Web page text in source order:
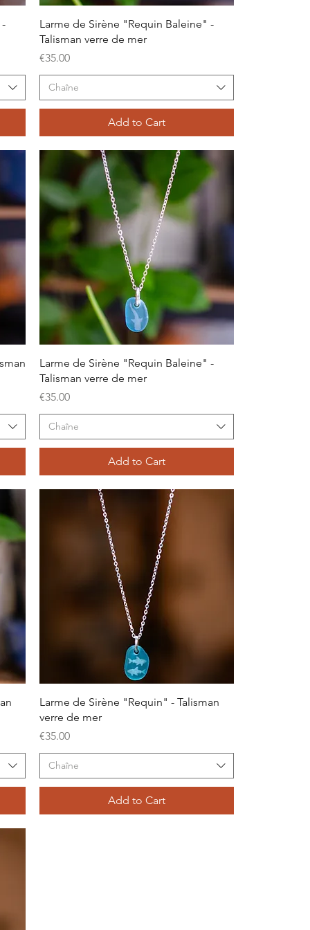
Quick View
Larme de Sirène "Requin Baleine" -
Talisman verre de mer
Price
€35.00
Chaîne
Add to Cart
Quick View
Larme de Sirène "Requin Baleine" -
Talisman verre de mer
Price
€35.00
Chaîne
Add to Cart
Quick View
Larme de Sirène "Requin" - Talisman
verre de mer
Price
€35.00
Chaîne
Add to Cart